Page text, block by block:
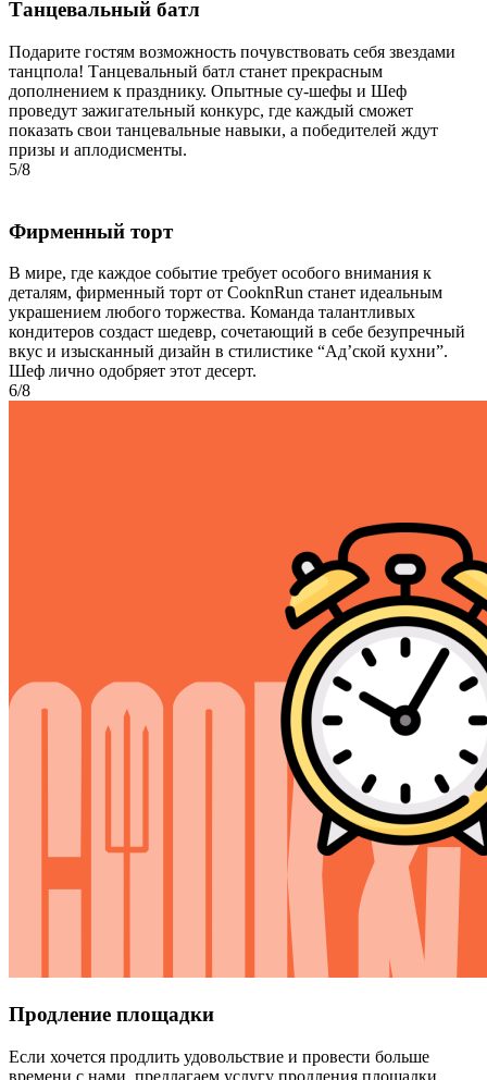
Танцевальный батл
Подарите гостям возможность почувствовать себя звездами
танцпола! Танцевальный батл станет прекрасным
дополнением к празднику. Опытные су-шефы и Шеф
проведут зажигательный конкурс, где каждый сможет
показать свои танцевальные навыки, а победителей ждут
призы и аплодисменты.
5/8
Фирменный торт
В мире, где каждое событие требует особого внимания к
деталям, фирменный торт от CooknRun станет идеальным
украшением любого торжества. Команда талантливых
кондитеров создаст шедевр, сочетающий в себе безупречный
вкус и изысканный дизайн в стилистике “Ад’ской кухни”.
Шеф лично одобряет этот десерт.
6/8
Продление площадки
Если хочется продлить удовольствие и провести больше
времени с нами, предлагаем услугу продления площадки.